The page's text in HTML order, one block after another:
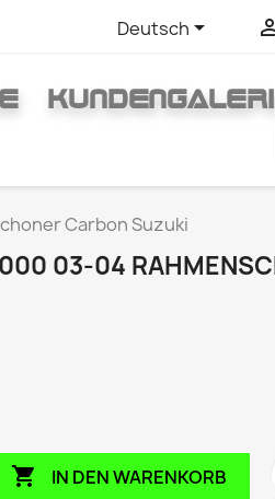
Deutsch
Carbon Suzuki
03-04
 IN DEN WARENKORB